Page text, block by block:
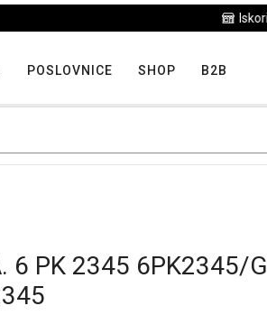
POSLOVNICE SHOP B2B
6 PK 2345 6PK2345/G